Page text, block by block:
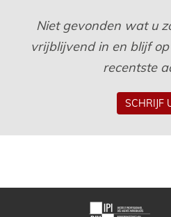
Niet gevonden wat u
vrijblijvend in en blijf
recentste
SCHRIJF